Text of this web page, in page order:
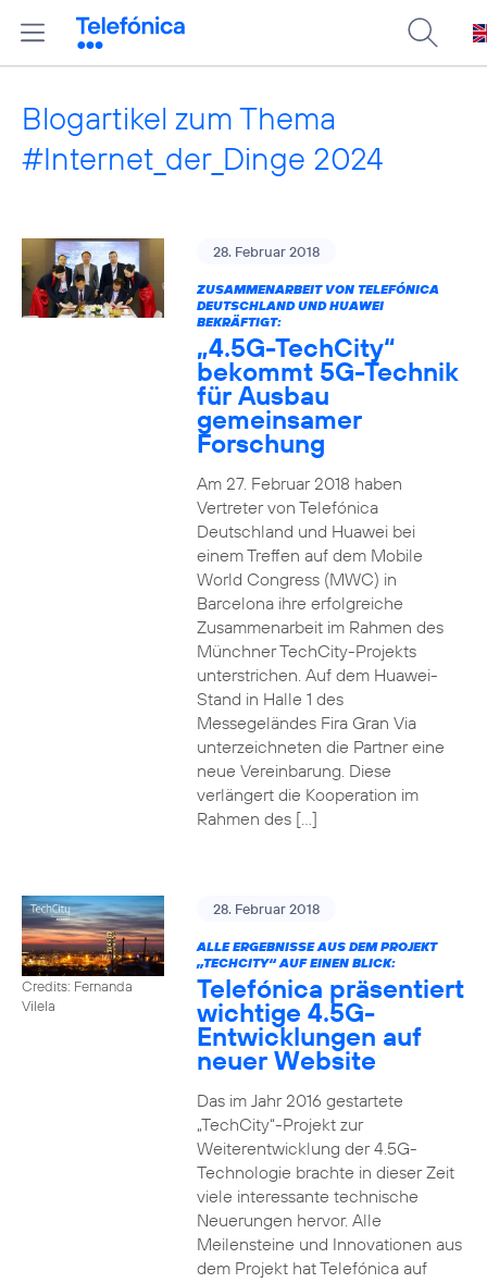
Blogartikel zum Thema
#Internet_der_Dinge 2024
28. Februar 2018
ZUSAMMENARBEIT VON TELEFÓNICA
DEUTSCHLAND UND HUAWEI
BEKRÄFTIGT:
„4.5G-TechCity“
bekommt 5G-Technik
für Ausbau
gemeinsamer
Forschung
Am 27. Februar 2018 haben
Vertreter von Telefónica
Deutschland und Huawei bei
einem Treffen auf dem Mobile
World Congress (MWC) in
Barcelona ihre erfolgreiche
Zusammenarbeit im Rahmen des
Münchner TechCity-Projekts
unterstrichen. Auf dem Huawei-
Stand in Halle 1 des
Messegeländes Fira Gran Via
unterzeichneten die Partner eine
neue Vereinbarung. Diese
verlängert die Kooperation im
Rahmen des […]
Credits: Fernanda
Vilela
28. Februar 2018
ALLE ERGEBNISSE AUS DEM PROJEKT
„TECHCITY“ AUF EINEN BLICK:
Telefónica präsentiert
wichtige 4.5G-
Entwicklungen auf
neuer Website
Das im Jahr 2016 gestartete
„TechCity“-Projekt zur
Weiterentwicklung der 4.5G-
Technologie brachte in dieser Zeit
viele interessante technische
Neuerungen hervor. Alle
Meilensteine und Innovationen aus
dem Projekt hat Telefónica auf